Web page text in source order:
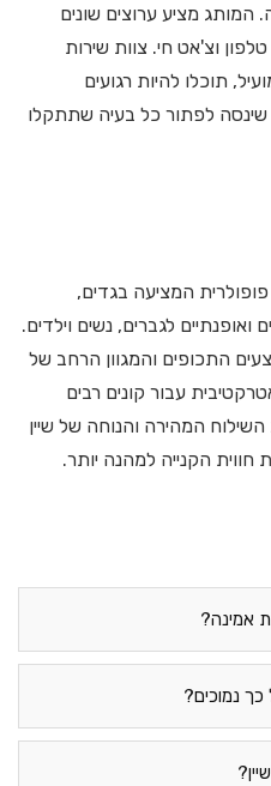
המותג מציע ערוצים שונים
וצ'אט חי. צוות שירות
תוכלו להיות רגועים
שינסה לפתור כל בעיה שתתקלו
פופולרית המציעה בגדים,
ואופנתיים לגברים, נשים וילדים.
התכופים והמגוון הרחב של
עבור קונים רבים
המהירה והנוחה של שיין
הקנייה למהנה יותר.
אמינה?
כך נמוכים?